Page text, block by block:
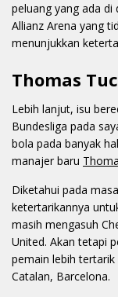
peluang yang ada
Allianz Arena yang
menunjukkan
Thomas
Lebih lanjut, isu
Bundesliga pada
bola pada banyak
manajer baru
Diketahui pada
ketertarikannya
masih mengasuh
United. Akan tetapi
pemain lebih
Catalan, Barcelona.